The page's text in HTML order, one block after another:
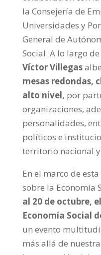
la Consejería de
Universidades y
General de
Social. A lo largo
Víctor Villegas
mesas redondas,
alto nivel, por
organizaciones,
personalidades,
políticos e
territorio nacional
En el marco de
sobre la Economía
al 20 de octubre,
Economía Social
un evento
más allá de